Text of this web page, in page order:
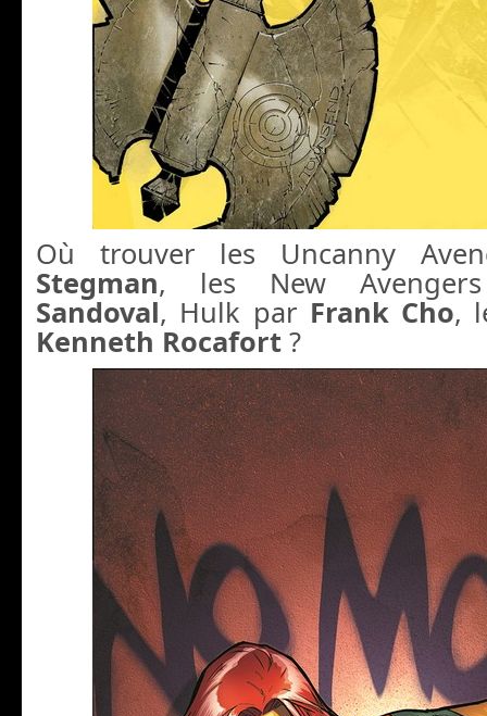
Où trouver les Uncanny
Stegman, les New
Sandoval, Hulk par Frank Cho,
Kenneth Rocafort ?